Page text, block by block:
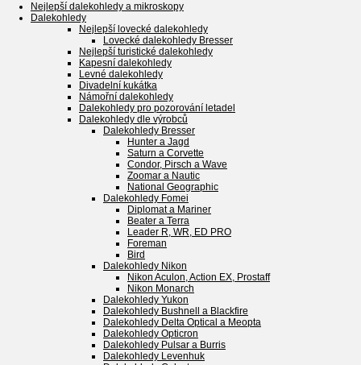
Nejlepší dalekohledy a mikroskopy
Dalekohledy
Nejlepší lovecké dalekohledy
Lovecké dalekohledy Bresser
Nejlepší turistické dalekohledy
Kapesní dalekohledy
Levné dalekohledy
Divadelní kukátka
Námořní dalekohledy
Dalekohledy pro pozorování letadel
Dalekohledy dle výrobců
Dalekohledy Bresser
Hunter a Jagd
Saturn a Corvette
Condor, Pirsch a Wave
Zoomar a Nautic
National Geographic
Dalekohledy Fomei
Diplomat a Mariner
Beater a Terra
Leader R, WR, ED PRO
Foreman
Bird
Dalekohledy Nikon
Nikon Aculon, Action EX, Prostaff
Nikon Monarch
Dalekohledy Yukon
Dalekohledy Bushnell a Blackfire
Dalekohledy Delta Optical a Meopta
Dalekohledy Opticron
Dalekohledy Pulsar a Burris
Dalekohledy Levenhuk